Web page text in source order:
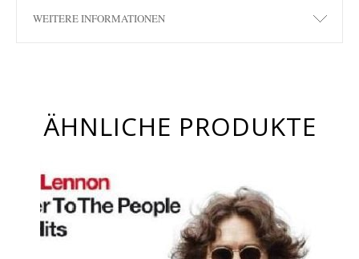
WEITERE INFORMATIONEN
ÄHNLICHE PRODUKTE